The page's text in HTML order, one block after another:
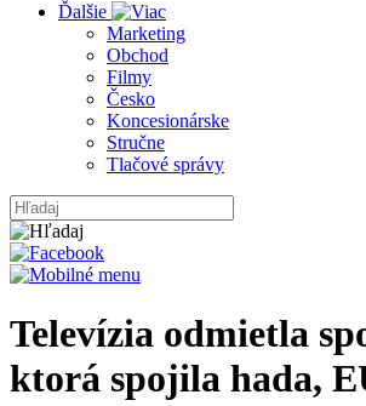
Ďalšie
Marketing
Obchod
Filmy
Česko
Koncesionárske
Stručne
Tlačové správy
Televízia odmietla
ktorá spojila hada,